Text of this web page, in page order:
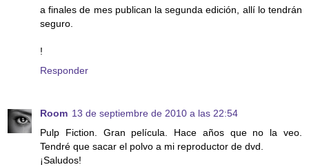
a finales de mes publican la segunda edición, allí lo tendrán
seguro.
!
Responder
Room 13 de septiembre de 2010 a las 22:54
Pulp Fiction. Gran película. Hace años que no la veo.
Tendré que sacar el polvo a mi reproductor de dvd.
¡Saludos!